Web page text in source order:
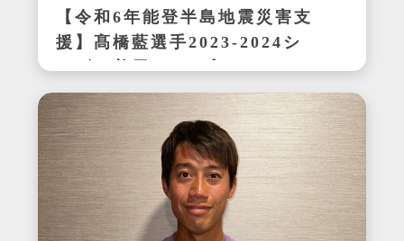
【令和6年能登半島地震災害支
援】髙橋藍選手2023-2024シ
ーズン着用サイン入りシュー
ズ